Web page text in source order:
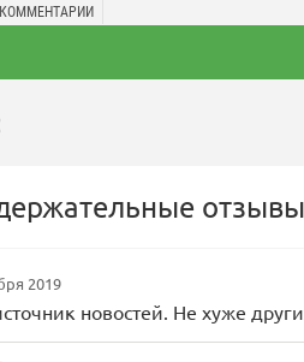
КОММЕНТАРИИ
отзывы
2019
новостей. Не хуже